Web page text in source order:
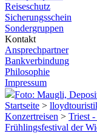
Reiseschutz
Sicherungsschein
Sondergruppen
Kontakt
Ansprechpartner
Bankverbindung
Philosophie
Impressum
Foto: Maugli,
Startseite >
Konzertreisen > Triest
Frühlingsfestival der